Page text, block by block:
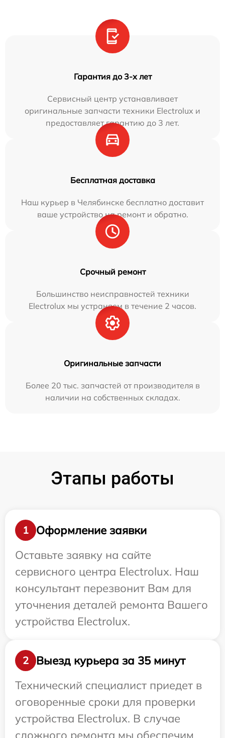
Гарантия до 3-х лет
Сервисный центр устанавливает
оригинальные запчасти техники Electrolux и
предоставляет гарантию до 3 лет.
Бесплатная доставка
Наш курьер в Челябинске бесплатно доставит
ваше устройство на ремонт и обратно.
Срочный ремонт
Большинство неисправностей техники
Electrolux мы устраняем в течение 2 часов.
Оригинальные запчасти
Более 20 тыс. запчастей от производителя в
наличии на собственных складах.
Этапы работы
1
Оформление заявки
Оставьте заявку на сайте
сервисного центра Electrolux. Наш
консультант перезвонит Вам для
уточнения деталей ремонта Вашего
устройства Electrolux.
2
Выезд курьера за 35 минут
Технический специалист приедет в
оговоренные сроки для проверки
устройства Electrolux. В случае
сложного ремонта мы обеспечим